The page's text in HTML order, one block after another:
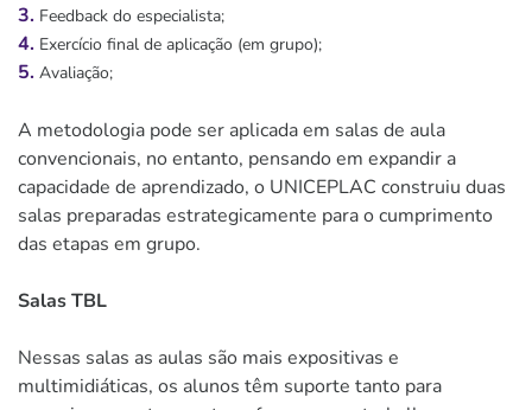
Feedback do especialista;
Exercício final de aplicação (em grupo);
Avaliação;
A metodologia pode ser aplicada em salas de aula
convencionais, no entanto, pensando em expandir a
capacidade de aprendizado, o UNICEPLAC construiu duas
salas preparadas estrategicamente para o cumprimento
das etapas em grupo.
Salas TBL
Nessas salas as aulas são mais expositivas e
multimidiáticas, os alunos têm suporte tanto para